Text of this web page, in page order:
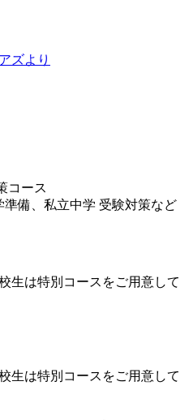
ズより
コース
備、私立中学 受験対策など
生は特別コースをご用意して
生は特別コースをご用意して